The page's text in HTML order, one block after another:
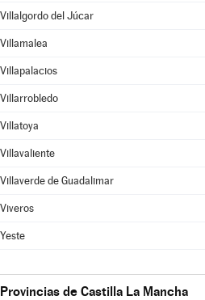
Villalgordo del Júcar
Villamalea
Villapalacios
Villarrobledo
Villatoya
Villavaliente
Villaverde de Guadalimar
Viveros
Yeste
Provincias de Castilla La Mancha